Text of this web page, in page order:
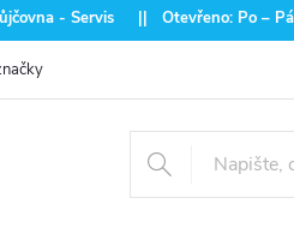
- Servis || Otevřeno: Po – Pá